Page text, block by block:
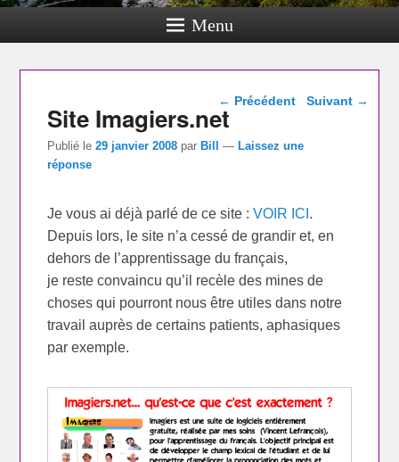
Menu
Navigation dans les
← Précédent Suivant →
Site Imagiers.net
Publié le29 janvier 2008 par Bill — Laissez une
réponse
Je vous ai déjà parlé de ce site :VOIR ICI .
Depuis lors, le site n’a cessé de grandir et, en
dehors de l’apprentissage du français,
je reste convaincu qu’il recèle des mines de
choses qui pourront nous être utiles dans notre
travail auprès de certains patients, aphasiques
par exemple.